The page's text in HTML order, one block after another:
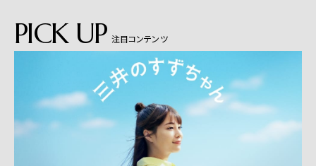
PICK UP 注目コンテンツ